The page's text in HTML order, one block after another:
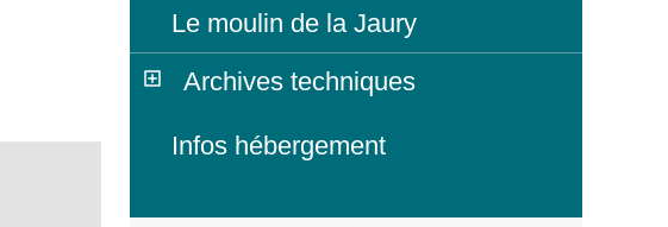
Le moulin de la Jaury
Archives techniques
Infos hébergement